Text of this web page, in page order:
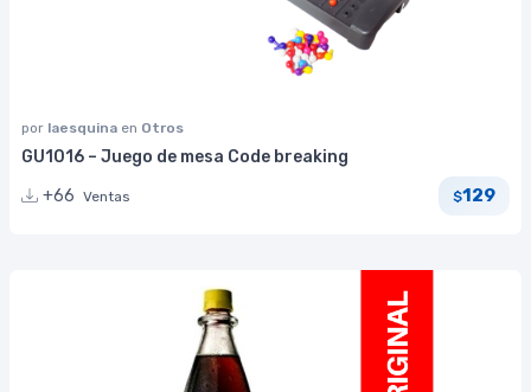
por laesquina en Otros
GU1016 – Juego de mesa Code breaking
+66 Ventas $129